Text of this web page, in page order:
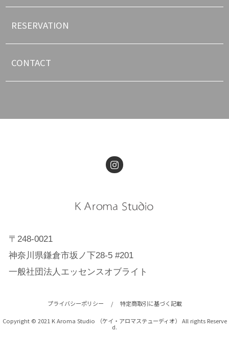
RESERVATION
CONTACT
〒248-0021
神奈川県鎌倉市坂ノ下28-5 #201
一般社団法人エッセンスオブライト
プライバシーポリシー / 特定商取引に基づく記載
Copyright © 2021 K Aroma Studio （ケイ・アロマステューディオ） All rights Reserve
d.